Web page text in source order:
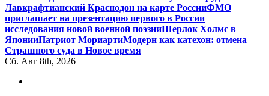
Лавкрафтианский Краснодон на карте РоссииФМО
приглашает на презентацию первого в России
исследования новой военной поэзииШерлок Холмс в
ЯпонииПатриот МориартиМодерн как катехон: отмена
Страшного суда в Новое время
Сб. Авг 8th, 2026